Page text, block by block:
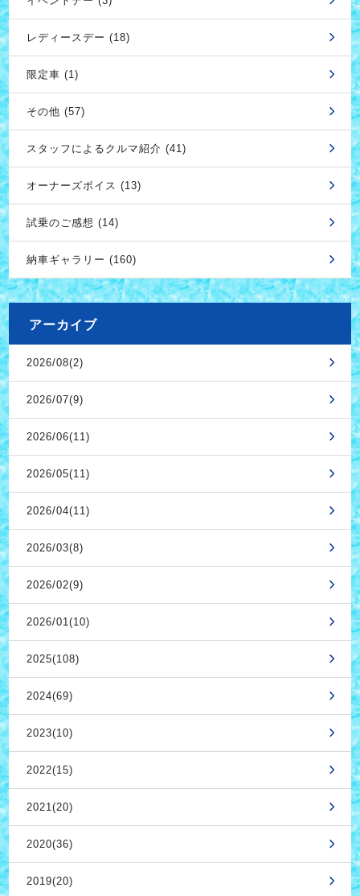
レディースデー (18)
限定車 (1)
その他 (57)
スタッフによるクルマ紹介 (41)
オーナーズボイス (13)
試乗のご感想 (14)
納車ギャラリー (160)
アーカイブ
2026/08(2)
2026/07(9)
2026/06(11)
2026/05(11)
2026/04(11)
2026/03(8)
2026/02(9)
2026/01(10)
2025(108)
2024(69)
2023(10)
2022(15)
2021(20)
2020(36)
2019(20)